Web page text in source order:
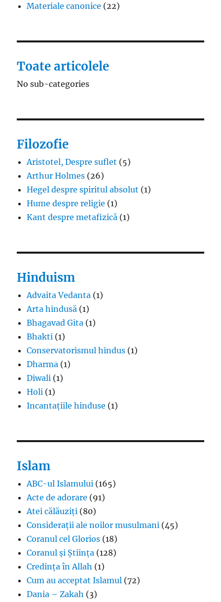
Materiale canonice (22)
Toate articolele
No sub-categories
Filozofie
Aristotel, Despre suflet (5)
Arthur Holmes (26)
Hegel despre spiritul absolut (1)
Hume despre religie (1)
Kant despre metafizică (1)
Hinduism
Advaita Vedanta (1)
Arta hindusă (1)
Bhagavad Gita (1)
Bhakti (1)
Conservatorismul hindus (1)
Dharma (1)
Diwali (1)
Holi (1)
Incantațiile hinduse (1)
Islam
ABC-ul Islamului (165)
Acte de adorare (91)
Atei călăuziți (80)
Considerații ale noilor musulmani (45)
Coranul cel Glorios (18)
Coranul și Știința (128)
Credința în Allah (1)
Cum au acceptat Islamul (72)
Dania – Zakah (3)